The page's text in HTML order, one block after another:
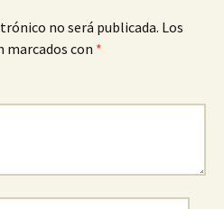
no será publicada. Los
con *